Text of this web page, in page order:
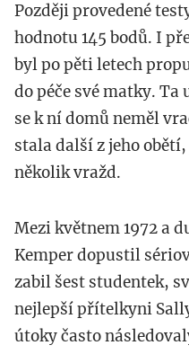
Později provedené
hodnotu 145 bodů. I
byl po pěti letech
do péče své matky. Ta
se k ní domů neměl
stala další z jeho
několik vražd.
Mezi květnem 1972 a
Kemper dopustil
zabil šest studentek,
nejlepší přítelkyni
útoky často